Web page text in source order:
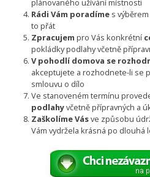
plánovaného užívání místnosti
Rádi Vám poradíme s
to přát
Zpracujem pro Vás konkrétní
pokládky podlahy včetně
V pohodlí domova se
akceptujete a rozhodnete-li se
smlouvu o dílo
Ve stanoveném termínu
podlahyvčetně přípravných a
Zaškolíme Vásve způsobu
Vám vydržela krásná po dlouhá